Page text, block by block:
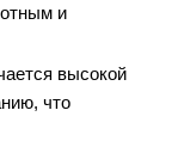
и
высокой
что